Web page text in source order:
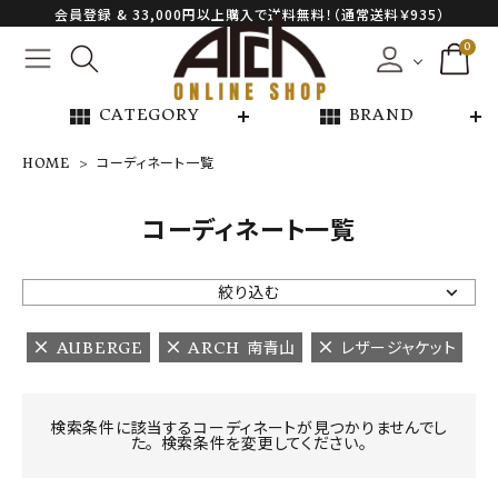
会員登録 & 33,000円以上購入で送料無料！（通常送料￥935）
0
view_module CATEGORY view_module BRAND
NEW ARRIVAL
ARCH EXCLUSIVE
BRAND
HOME コーディネート一覧
コーディネート一覧
絞り込む
AUBERGE ARCH 南青山 レザージャケット
検索条件に該当するコーディネートが見つかりませんでし
た。 検索条件を変更してください。